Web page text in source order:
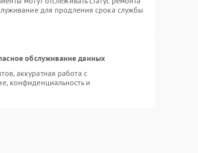
для продления срока службы
обслуживание данных
аккуратная работа с
конфиденциальность и